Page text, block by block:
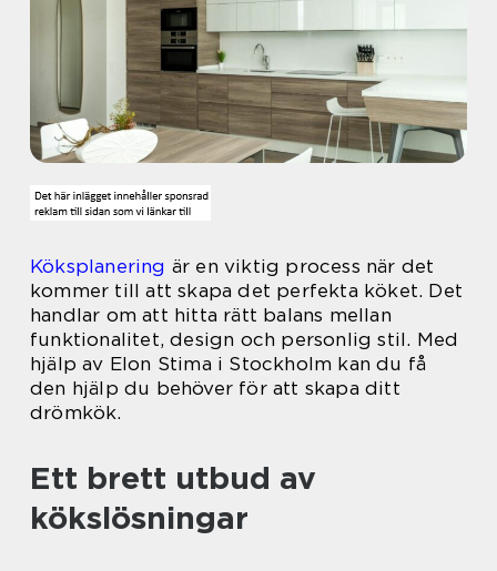
Köksplanering är en viktig process när det
kommer till att skapa det perfekta köket. Det
handlar om att hitta rätt balans mellan
funktionalitet, design och personlig stil. Med
hjälp av Elon Stima i Stockholm kan du få
den hjälp du behöver för att skapa ditt
drömkök.
Ett brett utbud av
kökslösningar